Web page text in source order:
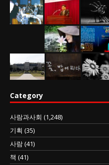
Category
사람과사회 (1,248)
기획 (35)
사람(41)
책 (41)